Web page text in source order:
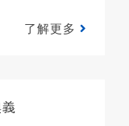
了解更多